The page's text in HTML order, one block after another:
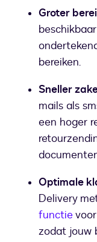
Groter
bereiken.
Sneller
mails als
een hoger
Optimale
Delivery
functie
zodat jouw